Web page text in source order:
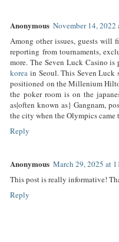
Anonymous November 14, 2022
Among other issues, guests will
reporting from tournaments,
more. The Seven Luck Casino
korea in Seoul. This Seven Luck
positioned on the Millenium
the poker room is on the
as|often known as} Gangnam,
the city when the Olympics came
Reply
Anonymous March 29, 2025 at
This post is really informative!
Reply